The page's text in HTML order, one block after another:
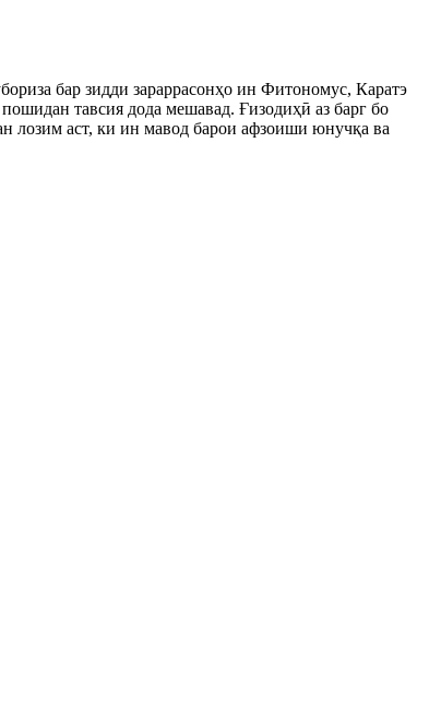
бар зидди зараррасонҳо ин Фитономус, Каратэ
тавсия дода мешавад. Ғизодиҳӣ аз барг бо
лозим аст, ки ин мавод барои афзоиши юнучқа ва